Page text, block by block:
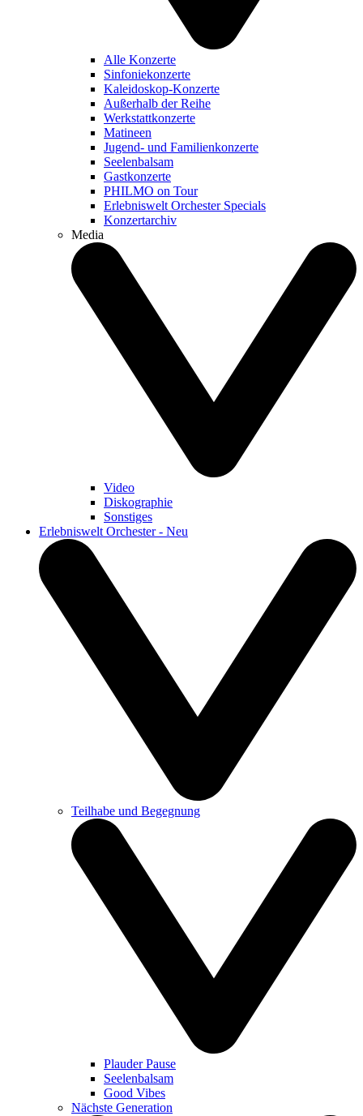
Alle Konzerte
Sinfoniekonzerte
Kaleidoskop-Konzerte
Außerhalb der Reihe
Werkstattkonzerte
Matineen
Jugend- und Familienkonzerte
Seelenbalsam
Gastkonzerte
PHILMO on Tour
Erlebniswelt Orchester Specials
Konzertarchiv
Media
Video
Diskographie
Sonstiges
Erlebniswelt Orchester - Neu
Teilhabe und Begegnung
Plauder Pause
Seelenbalsam
Good Vibes
Nächste Generation